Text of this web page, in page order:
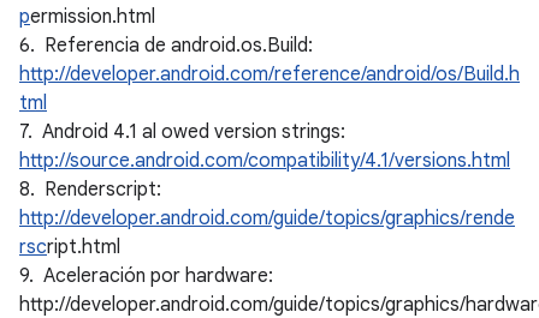
permission.html
6. Referencia de android.os.Build:
http://developer.android.com/reference/android/os/Build.h
tml
7. Android 4.1 al owed version strings:
http://source.android.com/compatibility/4.1/versions.html
8. Renderscript:
http://developer.android.com/guide/topics/graphics/rende
rscript.html
9. Aceleración por hardware:
http://developer.android.com/guide/topics/graphics/